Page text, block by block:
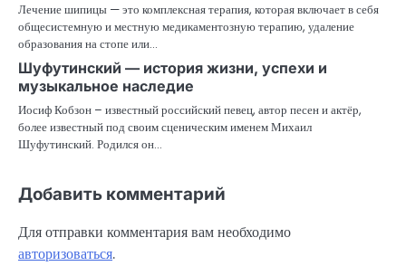
Лечение шипицы — это комплексная терапия, которая включает в себя
общесистемную и местную медикаментозную терапию, удаление
образования на стопе или…
Шуфутинский — история жизни, успехи и
музыкальное наследие
Иосиф Кобзон – известный российский певец, автор песен и актёр,
более известный под своим сценическим именем Михаил
Шуфутинский. Родился он…
Добавить комментарий
Для отправки комментария вам необходимо
авторизоваться.